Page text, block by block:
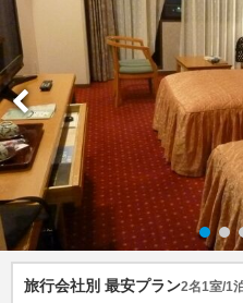
旅行会社別 最安プラン2名1室/1